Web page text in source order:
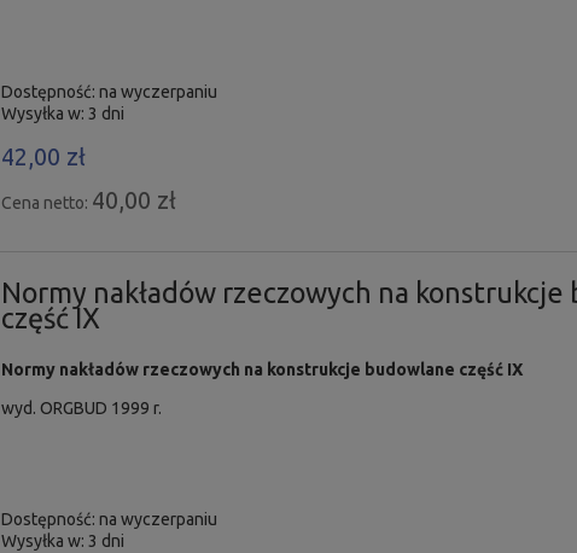
Dostępność: na wyczerpaniu
Wysyłka w: 3 dni
42,00 zł
Cena netto: 40,00 zł
Normy nakładów rzeczowych na
część IX
Normy nakładów rzeczowych na konstrukcje budowlane część IX
wyd. ORGBUD 1999 r.
Dostępność: na wyczerpaniu
Wysyłka w: 3 dni